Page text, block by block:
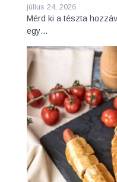
július 24, 2026
Mérd ki a tészta
egy…